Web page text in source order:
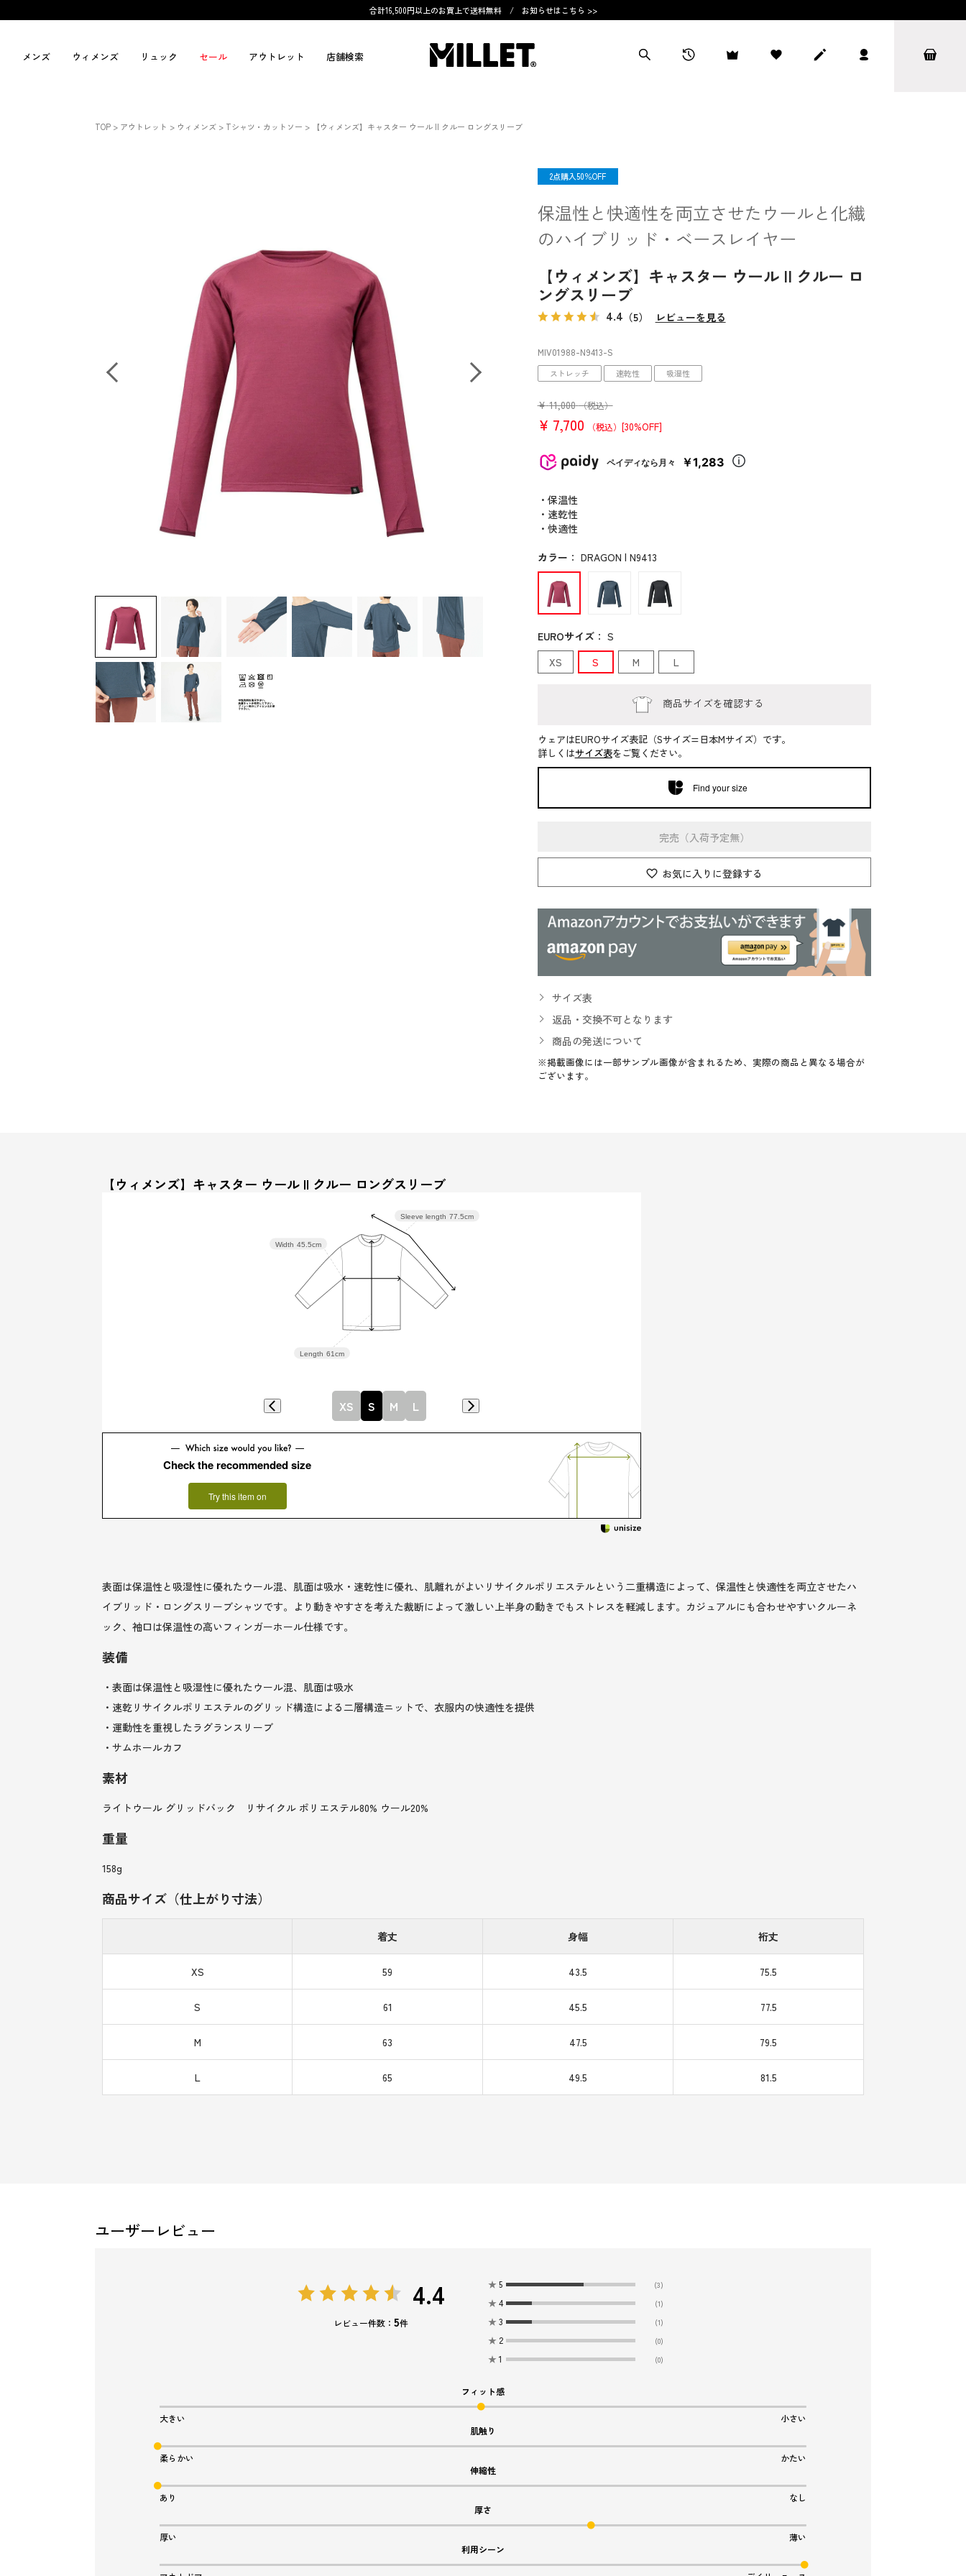
合計16,500円以上のお買上で送料無料 / お知らせはこちら >>
メンズ ウィメンズ リュック セール アウトレット 店舗検索
TOP アウトレット ウィメンズ Tシャツ・カットソー 【ウィメンズ】キャスター ウール II クルー ロングスリーブ
保温性と快適性を両立させたウールと化繊
のハイブリッド・ベースレイヤー
【ウィメンズ】キャスター ウール II クルー ロ
ングスリーブ
4.4 （5） レビューを見る
MIV01988-N9413-S
OUTLET
ストレッチ 速乾性 吸湿性
2点購入50％OFF
¥ 11,000 （税込）
¥ 7,700 （税込） [30%OFF]
ペイディなら月々 ￥1,283
・保温性
・速乾性
・快適性
カラー ： DRAGON | N9413
EUROサイズ： S
XS
S M L
商品サイズを確認する
ウェアはEUROサイズ表記（Sサイズ=日本Mサイズ）です。
詳しくはサイズ表をご覧ください。
Find your size
完売（入荷予定無）
お気に入りに登録する
サイズ表
返品・交換不可となります
商品の発送について
※掲載画像には一部サンプル画像が含まれるため、実際の商品と異なる場合が
ございます。
【ウィメンズ】キャスター ウール II クルー ロングスリーブ
Sleeve length 77.5cm
Length 61cm
Width 45.5cm
XS S M L
Check the recommended size
Try this item on
表面は保温性と吸湿性に優れたウール混、肌面は吸水・速乾性に優れ、肌離れがよいリサイクルポリエステルという二重構造によって、保温性と快適性を両立させたハ
イブリッド・ロングスリーブシャツです。より動きやすさを考えた裁断によって激しい上半身の動きでもストレスを軽減します。カジュアルにも合わせやすいクルーネ
ック、袖口は保温性の高いフィンガーホール仕様です。
装備
・表面は保温性と吸湿性に優れたウール混、肌面は吸水
・速乾リサイクルポリエステルのグリッド構造による二層構造ニットで、衣服内の快適性を提供
・運動性を重視したラグランスリーブ
・サムホールカフ
素材
ライトウール グリッドバック リサイクル ポリエステル80% ウール20%
重量
158g
商品サイズ（仕上がり寸法）
着丈 身幅 裄丈
XS 59 43.5 75.5
S 61 45.5 77.5
M 63 47.5 79.5
L 65 49.5 81.5
ユーザーレビュー
4.4
レビュー件数： 5件
★ 5 (3)
★ 4 (1)
★ 3 (1)
★ 2 (0)
★ 1 (0)
フィット感
大きい
小さい
肌触り
柔らかい
かたい
伸縮性
あり
なし
厚さ
厚い
薄い
利用シーン